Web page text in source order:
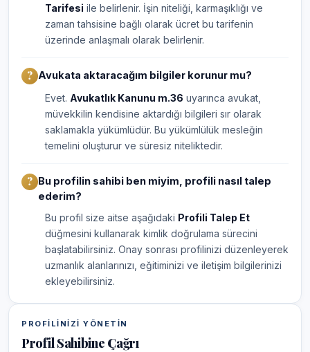
Tarifesi ile belirlenir. İşin niteliği, karmaşıklığı ve
zaman tahsisine bağlı olarak ücret bu tarifenin
üzerinde anlaşmalı olarak belirlenir.
Avukata aktaracağım bilgiler korunur mu?
Evet. Avukatlık Kanunu m.36 uyarınca avukat,
müvekkilin kendisine aktardığı bilgileri sır olarak
saklamakla yükümlüdür. Bu yükümlülük mesleğin
temelini oluşturur ve süresiz niteliktedir.
Bu profilin sahibi ben miyim, profili nasıl talep
ederim?
Bu profil size aitse aşağıdaki Profili Talep Et
düğmesini kullanarak kimlik doğrulama sürecini
başlatabilirsiniz. Onay sonrası profilinizi düzenleyerek
uzmanlık alanlarınızı, eğitiminizi ve iletişim bilgilerinizi
ekleyebilirsiniz.
PROFILINIZI YÖNETIN
Profil Sahibine Çağrı